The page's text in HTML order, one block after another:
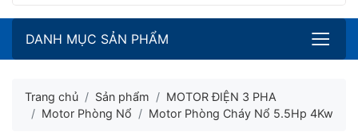
DANH MỤC SẢN PHẨM
Trang chủ Sản phẩm
MOTOR ĐIỆN 3 PHA
Motor Phòng Nổ
Motor Phòng Cháy Nổ 5.5Hp 4Kw